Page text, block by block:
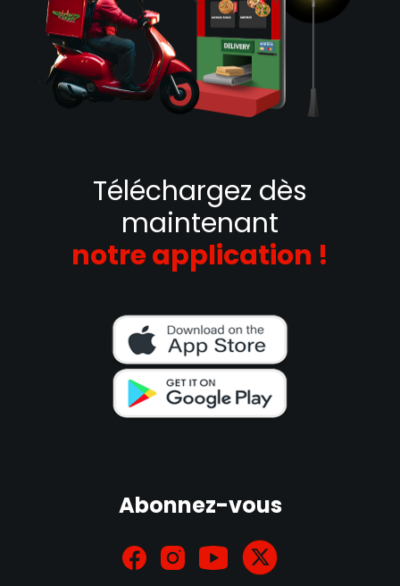
Téléchargez dès
maintenant
notre application !
Abonnez-vous